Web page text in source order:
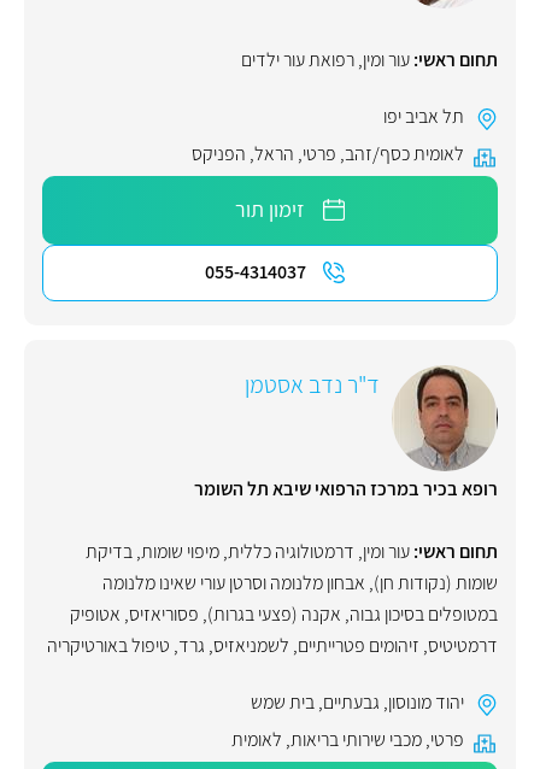
תחום ראשי:עור ומין,רפואת עור ילדים
תל אביב יפו
לאומית כסף/זהב, פרטי, הראל, הפניקס
זימון תור
055-4314037
ד"ר נדב אסטמן
רופא בכיר במרכז הרפואי שיבא תל השומר
תחום ראשי:עור ומין, דרמטולוגיה כללית,מיפוי שומות,בדיקת
שומות (נקודות חן), אבחון מלנומה וסרטן עורי שאינו מלנומה
במטופלים בסיכון גבוה, אקנה (פצעי בגרות), פסוריאזיס, אטופיק
דרמטיטיס, זיהומים פטרייתיים, לשמניאזיס, גרד, טיפול באורטיקריה
יהוד מונוסון, גבעתיים,בית שמש
פרטי,מכבי שירותי בריאות, לאומית